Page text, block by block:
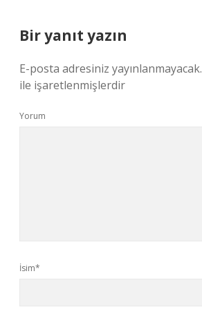
Bir yanıt yazın
E-posta adresiniz yayınlanmayacak.
ile işaretlenmişlerdir
Yorum
İsim*